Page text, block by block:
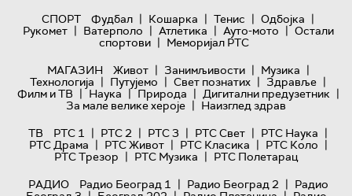
СПОРТ
Фудбал | Кошарка | Тенис | Одбојка |
Рукомет | Ватерполо | Атлетика | Ауто-мото | Остали
спортови | Меморијал РТС
МАГАЗИН
Живот | Занимљивости | Музика |
Технологијa | Путујемо | Свет познатих | Здравље |
Филм и ТВ | Наука | Природа | Дигитални предузетник |
За мале велике хероје | Наизглед здрав
ТВ
РТС 1 | РТС 2 | РТС 3 | РТС Свет | РТС Наука |
РТС Драма | РТС Живот | РТС Класика | РТС Коло |
РТС Трезор | РТС Музика | РТС Полетарац
РАДИО
Радио Београд 1 | Радио Београд 2 | Радио